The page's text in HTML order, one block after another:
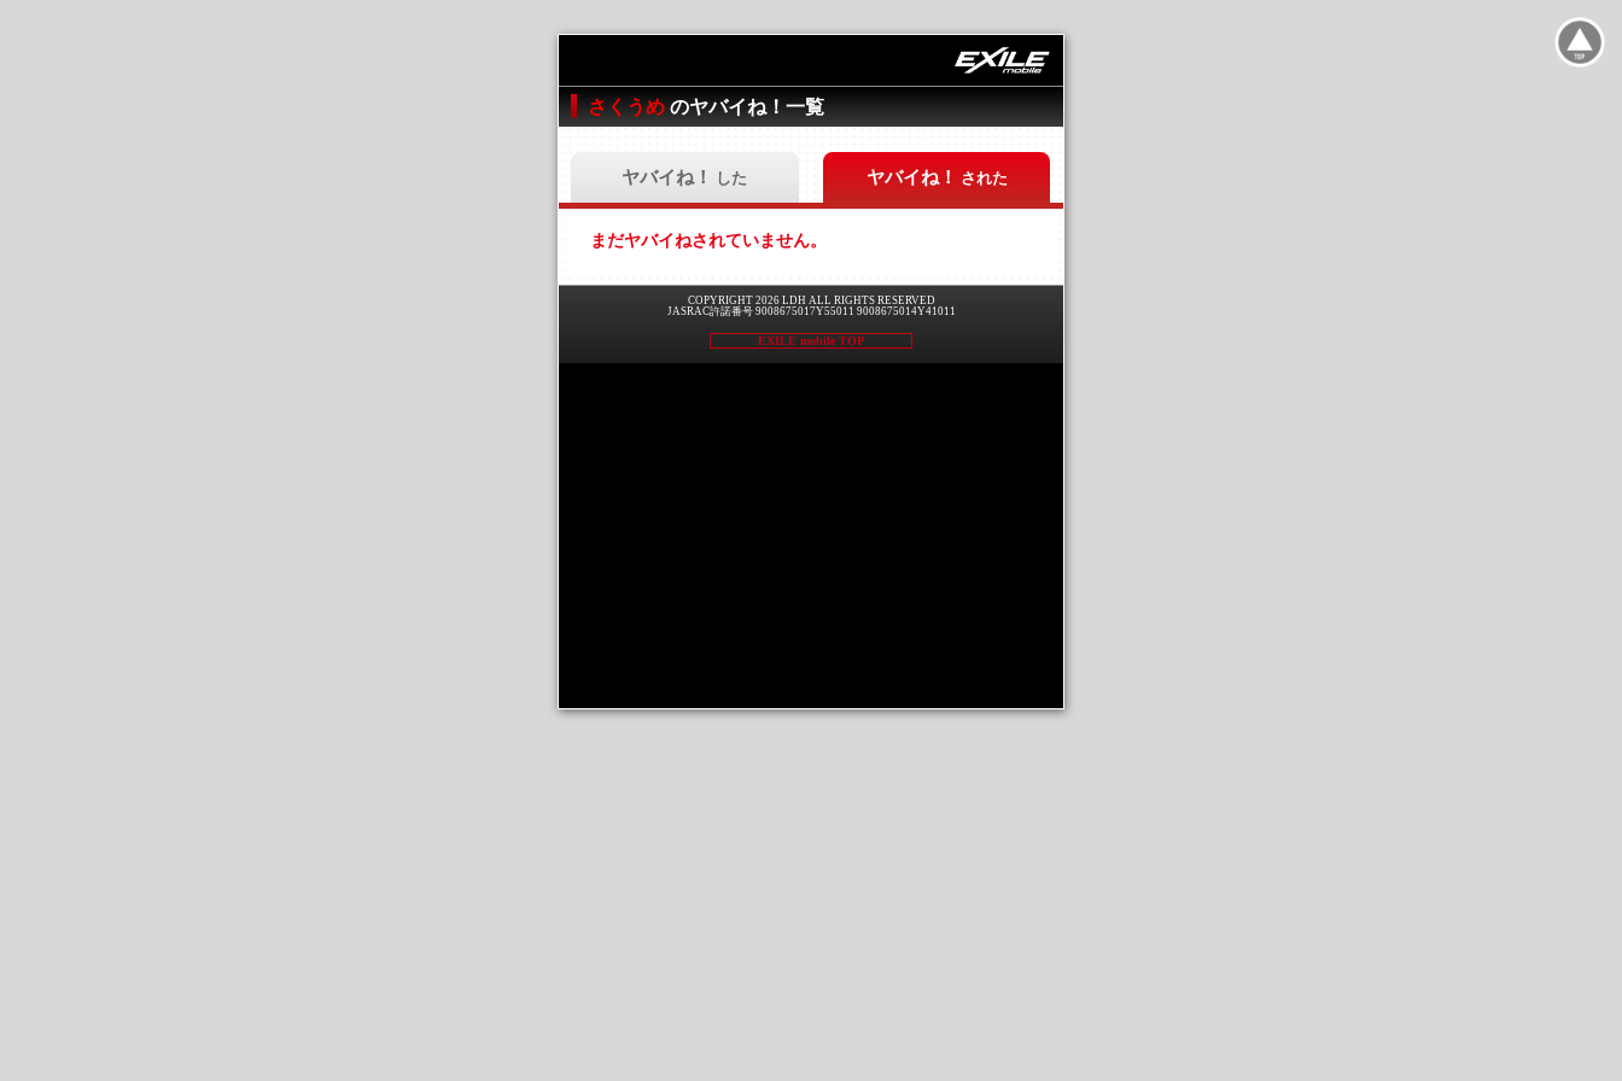
さくうめ のヤバイね！一覧
ヤバイね！ した ヤバイね！ された
まだヤバイねされていません。
COPYRIGHT 2026 LDH ALL RIGHTS RESERVED
JASRAC許諾番号 9008675017Y55011 9008675014Y41011
EXILE mobile TOP